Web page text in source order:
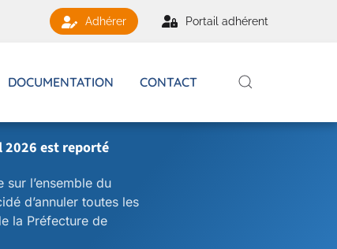
Adhérer Portail adhérent
DOCUMENTATION CONTACT
2026 est reporté
l’ensemble du
d’annuler toutes les
la Préfecture de